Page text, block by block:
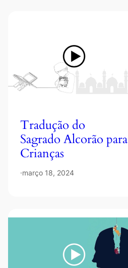
Tradução do
Sagrado Alcorão para
Crianças
·março 18, 2024